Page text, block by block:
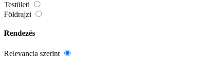
Testületi
Földrajzi
Rendezés
Relevancia szerint